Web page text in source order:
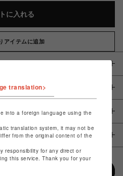
に入れる
アイテムに追加
translation>
into a foreign language using the
translation system, it may not be
from the original content of the
responsibility for any direct or
this service. Thank you for your